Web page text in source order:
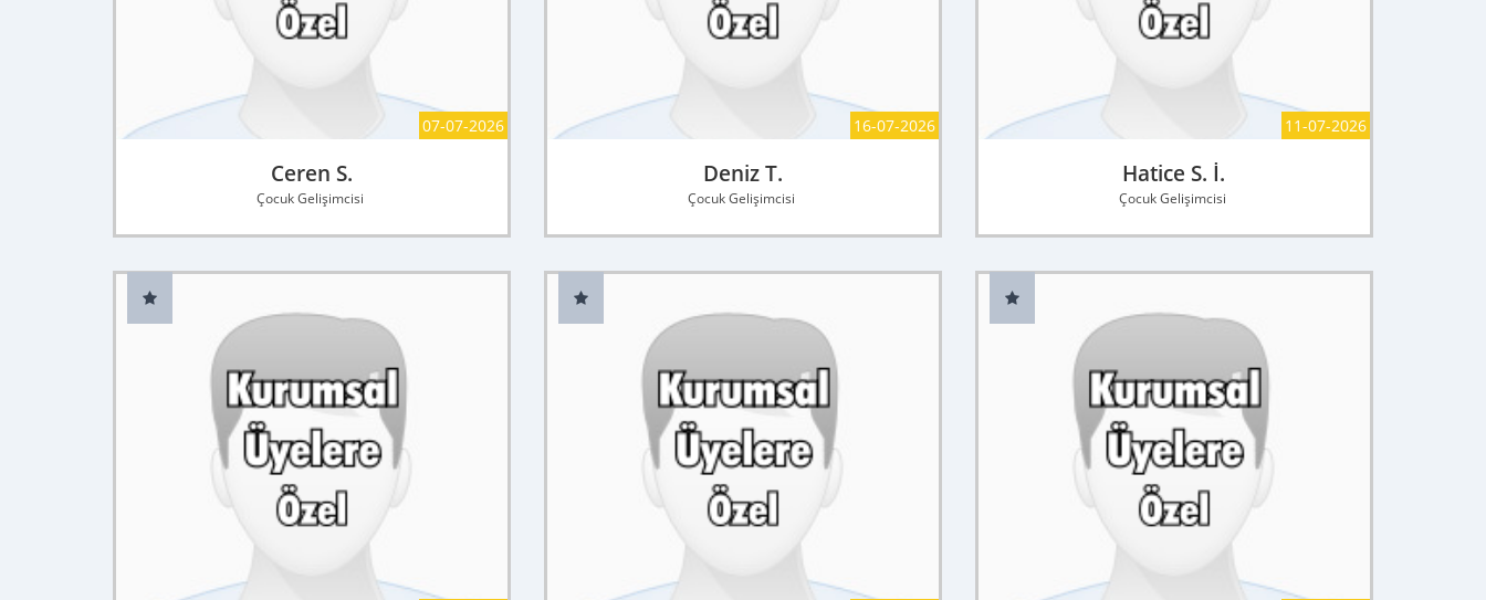
07-07-2026
Ceren S.
Çocuk Gelişimcisi
16-07-2026
Deniz T.
Çocuk Gelişimcisi
11-07-2026
Hatice S. İ.
Çocuk Gelişimcisi